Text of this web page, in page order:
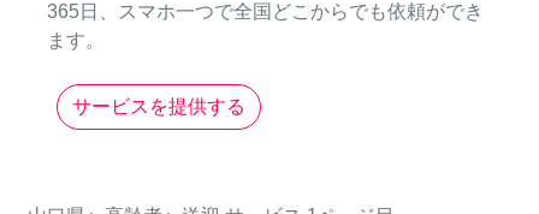
365日、スマホ一つで全国どこからでも依頼ができ
ます。
サービスを提供する